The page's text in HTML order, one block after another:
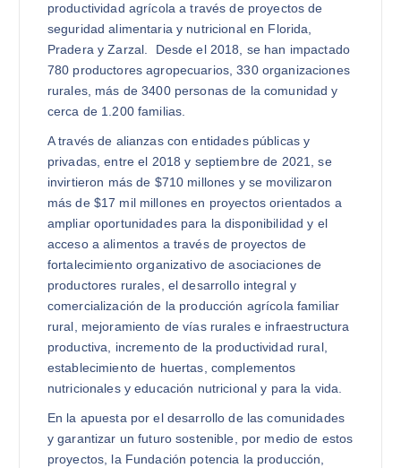
productividad agrícola a través de proyectos de
seguridad alimentaria y nutricional en Florida,
Pradera y Zarzal. Desde el 2018, se han impactado
780 productores agropecuarios, 330 organizaciones
rurales, más de 3400 personas de la comunidad y
cerca de 1.200 familias.
A través de alianzas con entidades públicas y
privadas, entre el 2018 y septiembre de 2021, se
invirtieron más de $710 millones y se movilizaron
más de $17 mil millones en proyectos orientados a
ampliar oportunidades para la disponibilidad y el
acceso a alimentos a través de proyectos de
fortalecimiento organizativo de asociaciones de
productores rurales, el desarrollo integral y
comercialización de la producción agrícola familiar
rural, mejoramiento de vías rurales e infraestructura
productiva, incremento de la productividad rural,
establecimiento de huertas, complementos
nutricionales y educación nutricional y para la vida.
En la apuesta por el desarrollo de las comunidades
y garantizar un futuro sostenible, por medio de estos
proyectos, la Fundación potencia la producción,